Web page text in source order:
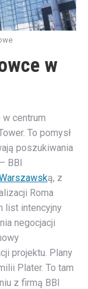
w
centrum
To pomysł
poszukiwania
BBI
ą, z
Roma
list intencyjny
negocjacji
projektu. Plany
Plater. To tam
z firmą BBI